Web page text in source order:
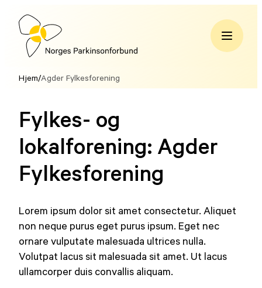
Hopp
innholdNorges
Hjem/Agder Fylkesforening
Fylkes- og
lokalforening: Agder
Fylkesforening
Lorem ipsum dolor sit amet consectetur. Aliquet
non neque purus eget purus ipsum. Eget nec
ornare vulputate malesuada ultrices nulla.
Volutpat lacus sit malesuada sit amet. Ut lacus
ullamcorper duis convallis aliquam.